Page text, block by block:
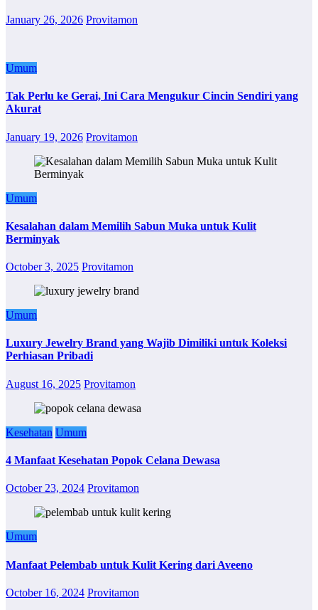
January 26, 2026 Provitamon
Umum
Tak Perlu ke Gerai, Ini Cara Mengukur Cincin Sendiri yang
Akurat
January 19, 2026 Provitamon
Umum
Kesalahan dalam Memilih Sabun Muka untuk Kulit
Berminyak
October 3, 2025 Provitamon
Umum
Luxury Jewelry Brand yang Wajib Dimiliki untuk Koleksi
Perhiasan Pribadi
August 16, 2025 Provitamon
Kesehatan Umum
4 Manfaat Kesehatan Popok Celana Dewasa
October 23, 2024 Provitamon
Umum
Manfaat Pelembab untuk Kulit Kering dari Aveeno
October 16, 2024 Provitamon